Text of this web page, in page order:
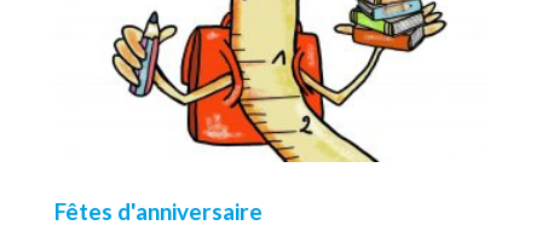
Fêtes d'anniversaire